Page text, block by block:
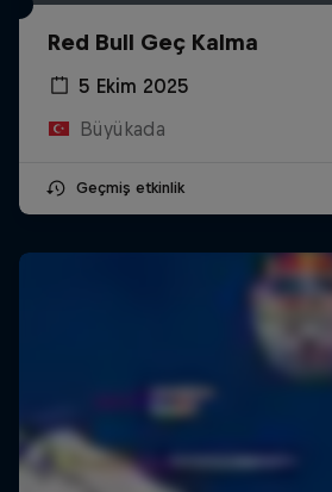
Red Bull Geç Kalma
5 Ekim 2025
Büyükada
Geçmiş etkinlik